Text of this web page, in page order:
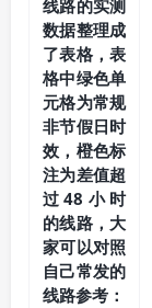
线路的实测
数据整理成
了表格，表
格中绿色单
元格为常规
非节假日时
效，橙色标
注为差值超
过48小时
的线路，大
家可以对照
自己常发的
线路参考：